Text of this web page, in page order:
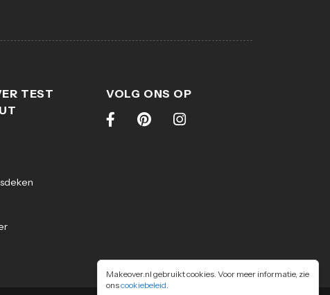
Makeover.nl gebruikt cookies. Voor meer informatie, zie
onscookiebeleid.
TEST
VOLG ONS OP